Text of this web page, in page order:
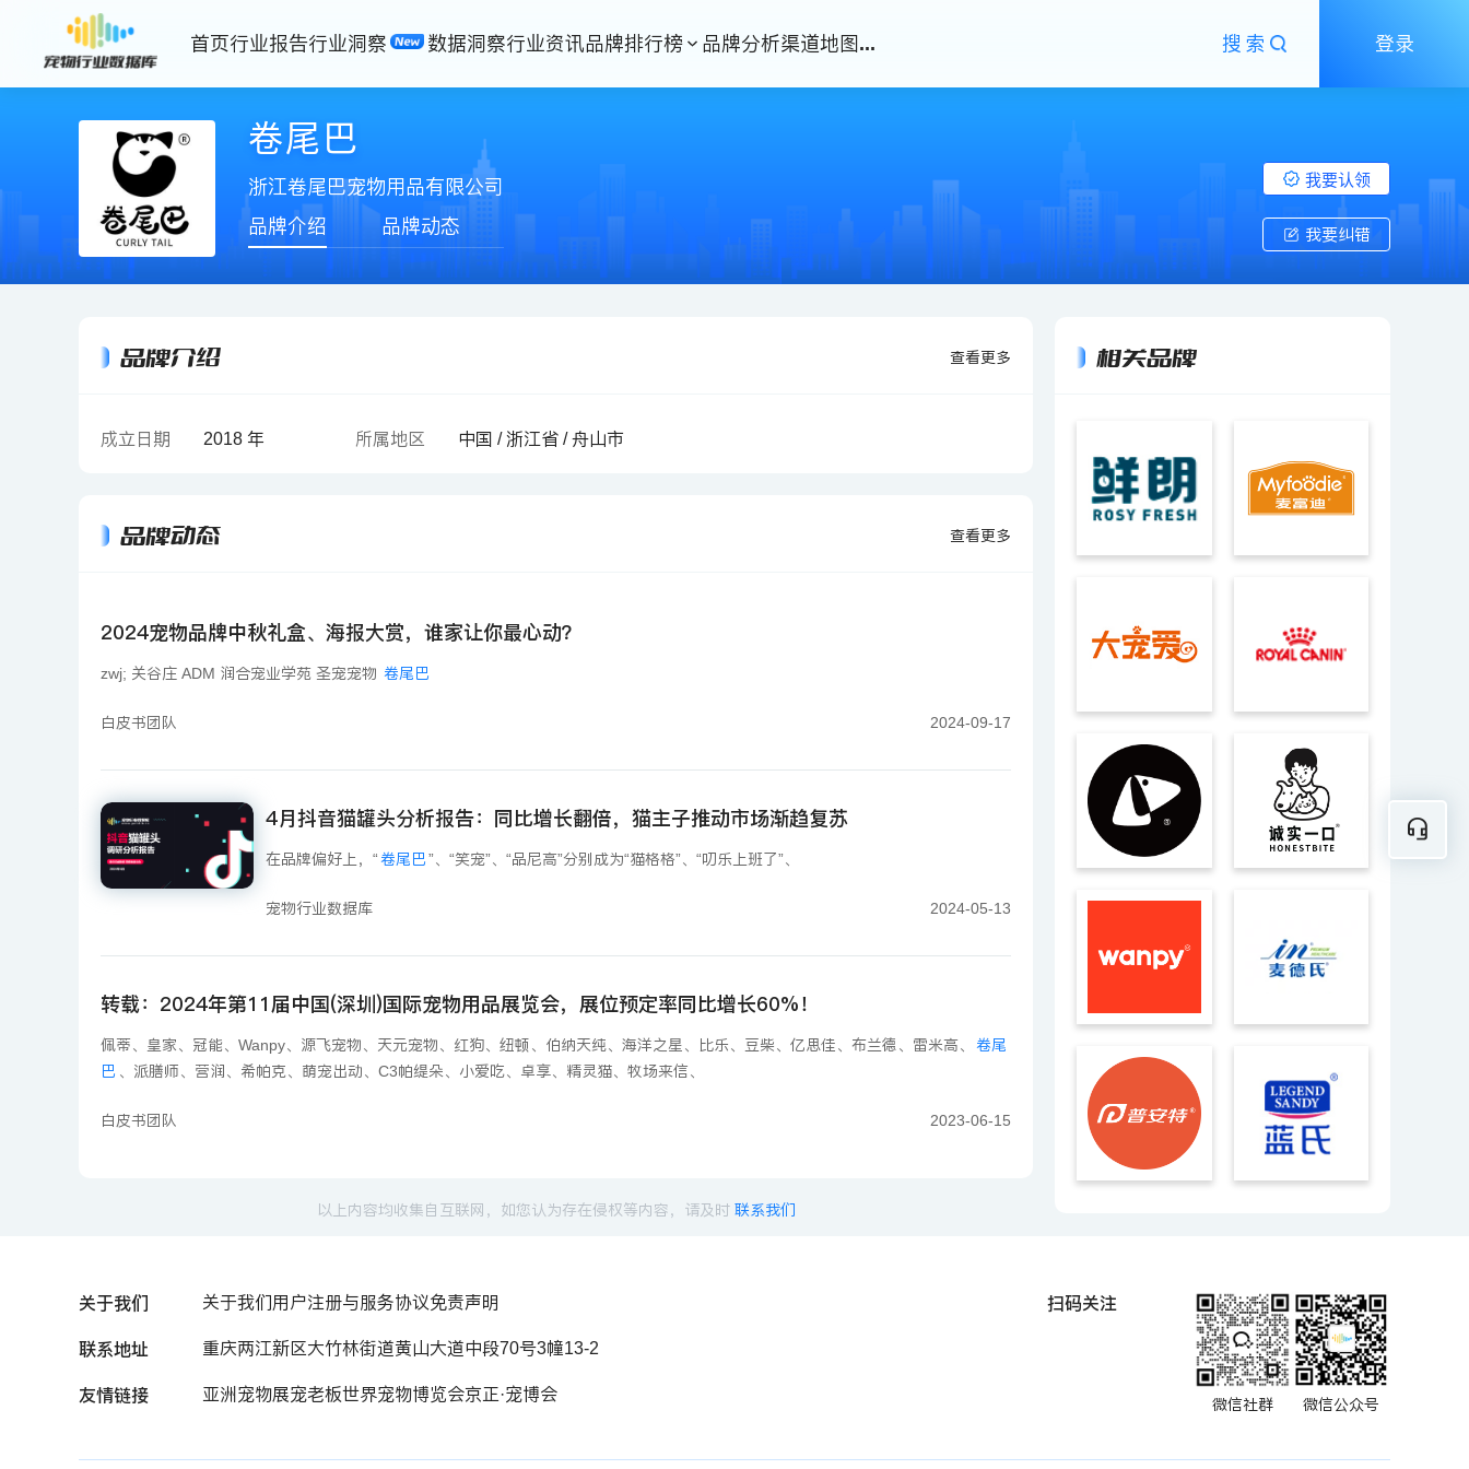
首页行业报告行业洞察 数据洞察行业资讯品牌排行榜 品牌分析渠道地图 ... 搜索 登录
卷尾巴
浙江卷尾巴宠物用品有限公司
品牌介绍
品牌动态
我要认领
我要纠错
品牌介绍 查看更多
成立日期 2018 年 所属地区 中国 / 浙江省 / 舟山市
品牌动态 查看更多
2024宠物品牌中秋礼盒、海报大赏，谁家让你最心动？
zwj;‍ 关谷庄‍‍ ADM 润合宠业学苑‍‍ 圣宠宠物‍‍ 卷尾巴
白皮书团队 2024-09-17
4月抖音猫罐头分析报告：同比增长翻倍，猫主子推动市场渐趋复苏
在品牌偏好上，“卷尾巴”、“笑宠”、“品尼高”分别成为“猫格格”、“叨乐上班了”、
宠物行业数据库 2024-05-13
转载：2024年第11届中国(深圳)国际宠物用品展览会，展位预定率同比增长60%！
佩蒂、皇家、冠能、Wanpy、源飞宠物、天元宠物、红狗、纽顿、伯纳天纯、海洋之星、比乐、豆柴、亿思佳、布兰德、雷米高、
卷尾
巴 、派膳师、营润、希帕克、萌宠出动、C3帕缇朵、小爱吃、卓享、精灵猫、牧场来信、
白皮书团队 2023-06-15
以上内容均收集自互联网，如您认为存在侵权等内容，请及时 联系我们
相关品牌
关于我们 关于我们用户注册与服务协议免责声明
联系地址 重庆两江新区大竹林街道黄山大道中段70号3幢13-2
友情链接 亚洲宠物展宠老板世界宠物博览会京正·宠博会
扫码关注
微信社群 微信公众号